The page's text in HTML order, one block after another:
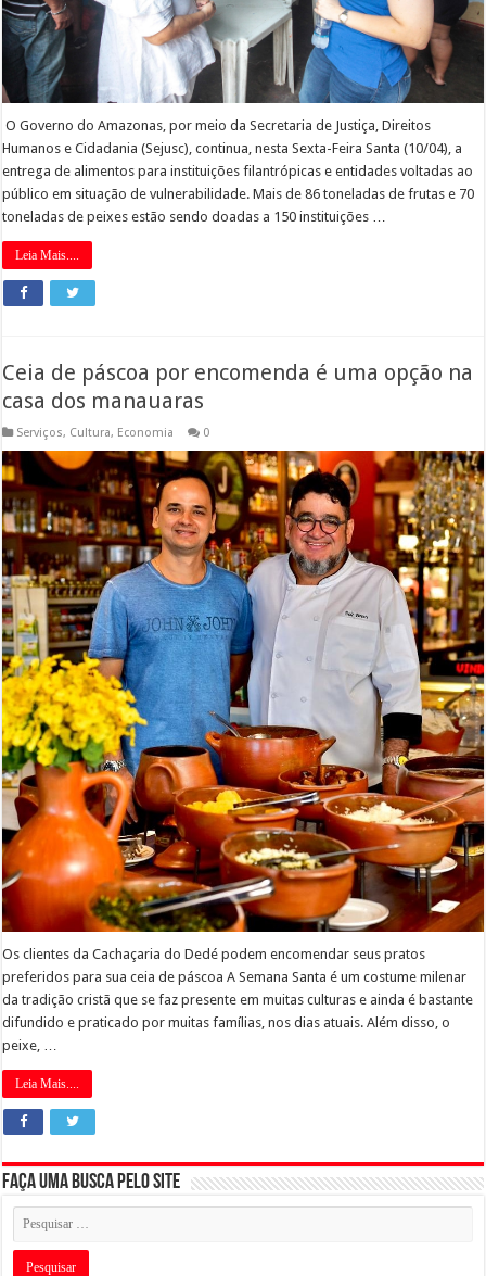
O Governo do Amazonas, por meio da Secretaria de Justiça, Direitos
Humanos e Cidadania (Sejusc), continua, nesta Sexta-Feira Santa (10/04), a
entrega de alimentos para instituições filantrópicas e entidades voltadas ao
público em situação de vulnerabilidade. Mais de 86 toneladas de frutas e 70
toneladas de peixes estão sendo doadas a 150 instituições …
Leia Mais....
Ceia de páscoa por encomenda é uma opção na
casa dos manauaras
Serviços, Cultura, Economia 0
Os clientes da Cachaçaria do Dedé podem encomendar seus pratos
preferidos para sua ceia de páscoa A Semana Santa é um costume milenar
da tradição cristã que se faz presente em muitas culturas e ainda é bastante
difundido e praticado por muitas famílias, nos dias atuais. Além disso, o
peixe, …
Leia Mais....
Faça uma busca pelo Site